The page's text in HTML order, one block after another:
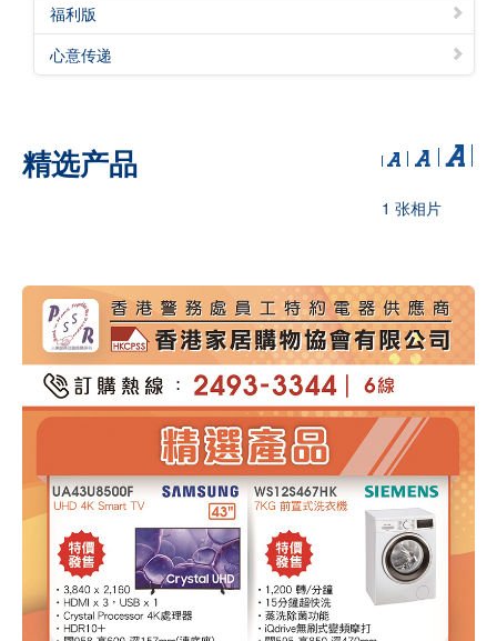
福利版
心意传递
精选产品
1 张相片